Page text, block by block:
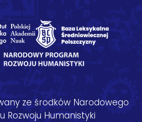
ze środków Narodowego
Rozwoju Humanistyki